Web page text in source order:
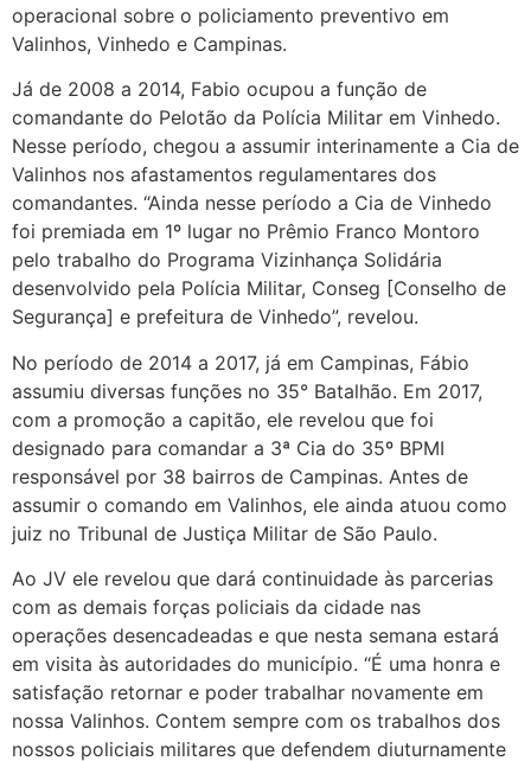
operacional sobre o policiamento preventivo em
Valinhos, Vinhedo e Campinas.
Já de 2008 a 2014, Fabio ocupou a função de
comandante do Pelotão da Polícia Militar em Vinhedo.
Nesse período, chegou a assumir interinamente a Cia de
Valinhos nos afastamentos regulamentares dos
comandantes. “Ainda nesse período a Cia de Vinhedo
foi premiada em 1º lugar no Prêmio Franco Montoro
pelo trabalho do Programa Vizinhança Solidária
desenvolvido pela Polícia Militar, Conseg [Conselho de
Segurança] e prefeitura de Vinhedo”, revelou.
No período de 2014 a 2017, já em Campinas, Fábio
assumiu diversas funções no 35° Batalhão. Em 2017,
com a promoção a capitão, ele revelou que foi
designado para comandar a 3ª Cia do 35º BPMI
responsável por 38 bairros de Campinas. Antes de
assumir o comando em Valinhos, ele ainda atuou como
juiz no Tribunal de Justiça Militar de São Paulo.
Ao JV ele revelou que dará continuidade às parcerias
com as demais forças policiais da cidade nas
operações desencadeadas e que nesta semana estará
em visita às autoridades do município. “É uma honra e
satisfação retornar e poder trabalhar novamente em
nossa Valinhos. Contem sempre com os trabalhos dos
nossos policiais militares que defendem diuturnamente